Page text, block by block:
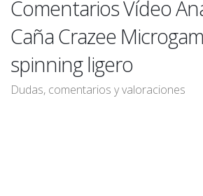
Comentarios Vídeo
Caña Crazee
spinning ligero
Dudas, comentarios y valoraciones